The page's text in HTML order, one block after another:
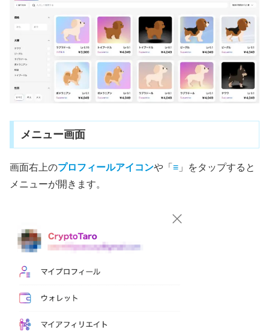
メニュー画面
画面右上のプロフィールアイコンや「 ≡ 」をタップすると
メニューが開きます。